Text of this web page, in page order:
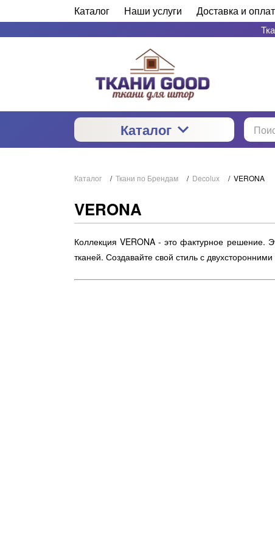
Каталог Наши услуги Доставка и
Каталог
Каталог / Ткани по Брендам / Decolux / VERONA
VERONA
Коллекция VERONA - это фактурное решение.
тканей. Создавайте свой стиль с